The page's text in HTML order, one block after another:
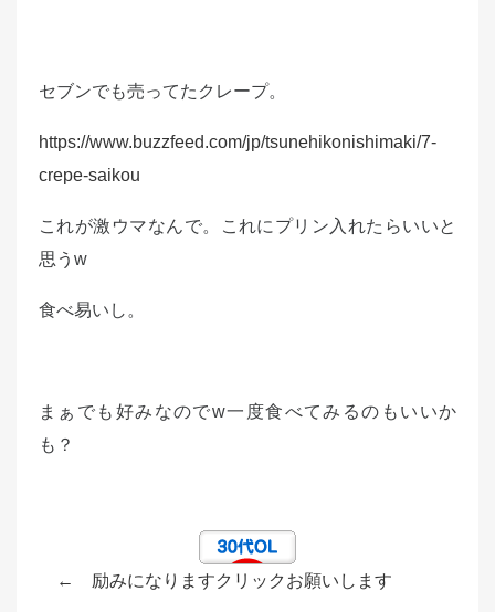
セブンでも売ってたクレープ。
https://www.buzzfeed.com/jp/tsunehikonishimaki/7-
crepe-saikou
これが激ウマなんで。これにプリン入れたらいいと
思うw
食べ易いし。
まぁでも好みなのでw一度食べてみるのもいいか
も？
← 励みになりますクリックお願いします